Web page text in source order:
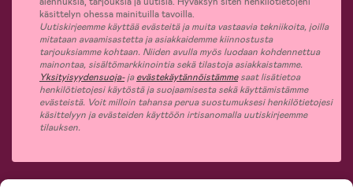
käsittelyn ohessa mainituilla tavoilla.
Uutiskirjeemme käyttää evästeitä ja muita vastaavia tekniikoita, joilla
mitataan avaamisastetta ja asiakkaidemme kiinnostusta
tarjouksiamme kohtaan. Niiden avulla myös luodaan kohdennettua
mainontaa, sisältömarkkinointia sekä tilastoja asiakkaistamme.
Yksityisyydensuoja-jaevästekäytännöistämmesaat lisätietoa
henkilötietojesi käytöstä ja suojaamisesta sekä käyttämistämme
evästeistä. Voit milloin tahansa perua suostumuksesi henkilötietojesi
käsittelyyn ja evästeiden käyttöön irtisanomalla uutiskirjeemme
tilauksen.